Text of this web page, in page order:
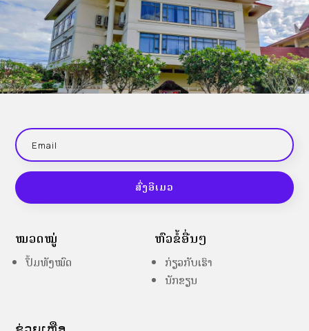
ສົ່ງອີເມວ
ໝວດໝູ່
ປຶ້ມທັງໝົດ
ຫົວຂໍ້ອື່ນໆ
ກ່ຽວກັບເຮົາ
ນັກຂຽນ